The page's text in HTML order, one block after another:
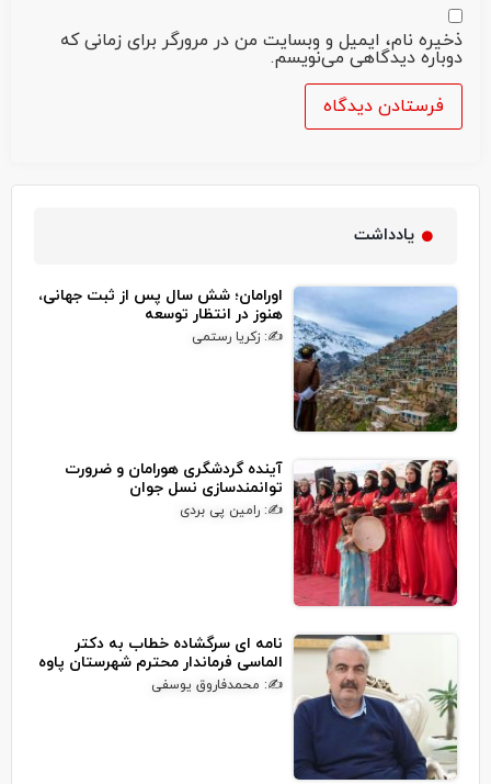
ذخیره نام، ایمیل و وبسایت من در مرورگر برای زمانی که
دوباره دیدگاهی می‌نویسم.
یادداشت
اورامان؛ شش سال پس از ثبت جهانی،
هنوز در انتظار توسعه
✍: زکریا رستمی
آینده گردشگری هورامان و ضرورت
توانمندسازی نسل جوان
✍: رامین پی بردی
نامه ای سرگشاده خطاب به دکتر
الماسی فرماندار محترم شهرستان پاوه
✍: محمدفاروق یوسفی